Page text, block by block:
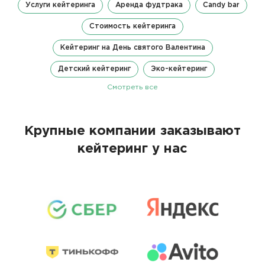
Услуги кейтеринга Аренда фудтрака Candy bar
Стоимость кейтеринга
Кейтеринг на День святого Валентина
Детский кейтеринг Эко-кейтеринг
Смотреть все
Крупные компании заказывают
кейтеринг у нас